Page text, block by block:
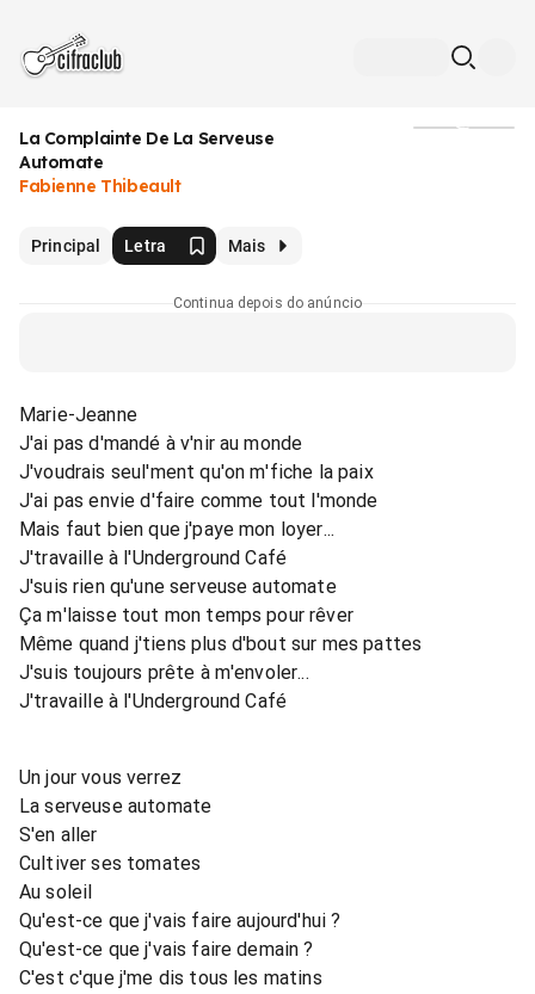
La Complainte De La Serveuse
Automate
Fabienne Thibeault
Principal Letra Mais
Continua depois do anúncio
Marie-Jeanne
J'ai pas d'mandé à v'nir au monde
J'voudrais seul'ment qu'on m'fiche la paix
J'ai pas envie d'faire comme tout l'monde
Mais faut bien que j'paye mon loyer...
J'travaille à l'Underground Café
J'suis rien qu'une serveuse automate
Ça m'laisse tout mon temps pour rêver
Même quand j'tiens plus d'bout sur mes pattes
J'suis toujours prête à m'envoler...
J'travaille à l'Underground Café
Un jour vous verrez
La serveuse automate
S'en aller
Cultiver ses tomates
Au soleil
Qu'est-ce que j'vais faire aujourd'hui ?
Qu'est-ce que j'vais faire demain ?
C'est c'que j'me dis tous les matins